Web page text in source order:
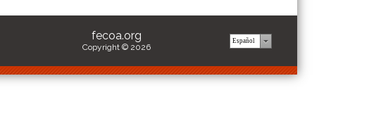
fecoa.org
Copyright © 2026